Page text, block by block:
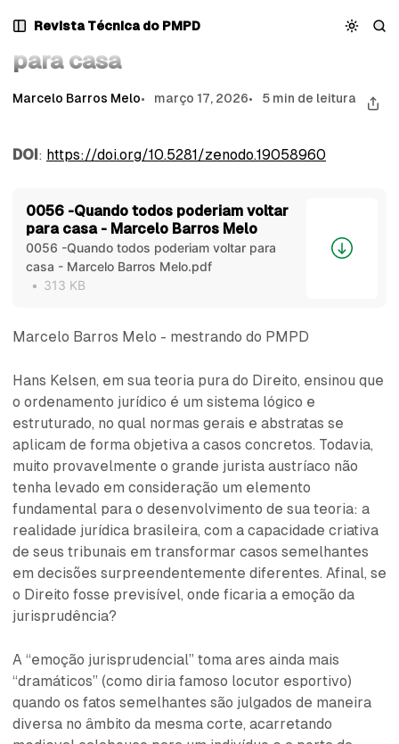
para
para
paraRevista Técnica do PMPD
Quando todos poderiam voltar para casa
Quando todos poderiam voltar
para casa
Marcelo Barros Melo março 17, 2026 5 min de leitura
DOI: https://doi.org/10.5281/zenodo.19058960
0056 -Quando todos poderiam voltar
para casa - Marcelo Barros Melo
0056 -Quando todos poderiam voltar para
casa - Marcelo Barros Melo.pdf
313 KB
Marcelo Barros Melo - mestrando do PMPD
Hans Kelsen, em sua teoria pura do Direito, ensinou que
o ordenamento jurídico é um sistema lógico e
estruturado, no qual normas gerais e abstratas se
aplicam de forma objetiva a casos concretos. Todavia,
muito provavelmente o grande jurista austríaco não
tenha levado em consideração um elemento
fundamental para o desenvolvimento de sua teoria: a
realidade jurídica brasileira, com a capacidade criativa
de seus tribunais em transformar casos semelhantes
em decisões surpreendentemente diferentes. Afinal, se
o Direito fosse previsível, onde ficaria a emoção da
jurisprudência?
A “emoção jurisprudencial” toma ares ainda mais
“dramáticos” (como diria famoso locutor esportivo)
quando os fatos semelhantes são julgados de maneira
diversa no âmbito da mesma corte, acarretando